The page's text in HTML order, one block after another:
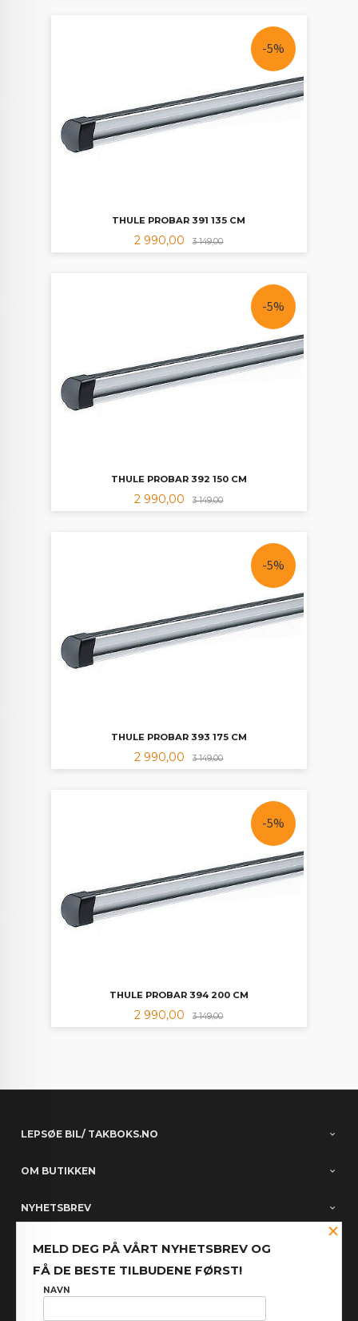
THULE PROBAR 391 135 CM
Tilbud
2 990,00 3 149,00Rabatt
-5%
THULE PROBAR 392 150 CM
Tilbud
2 990,00 3 149,00Rabatt
-5%
THULE PROBAR 393 175 CM
Tilbud
2 990,00 3 149,00Rabatt
-5%
THULE PROBAR 394 200 CM
Tilbud
2 990,00 3 149,00Rabatt
-5%
LEPSØE BIL/ TAKBOKS.NO
OM BUTIKKEN
NYHETSBREV
PARTNERE ×
MELD DEG PÅ VÅRT NYHETSBREV OG
FÅ DE BESTE TILBUDENE FØRST!
NAVN